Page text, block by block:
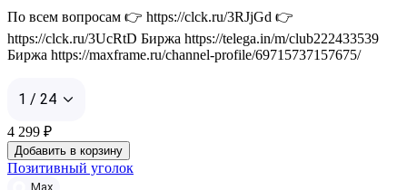
По всем вопросам 👉 https://clck.ru/3RJjGd 👉
https://clck.ru/3UcRtD Биржа https://telega.in/m/club222433539
Биржа https://maxframe.ru/channel-profile/69715737157675/
1 / 24
4 299 ₽
Добавить в корзину
Позитивный уголок
Max